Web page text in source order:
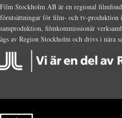
Film Stockholm AB är en regional
förutsättningar för film- och tv-produktion i
samproduktion, filmkommissionär
ägs av Region Stockholm och drivs i nära